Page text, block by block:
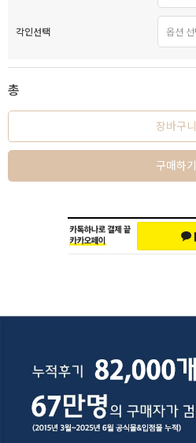
각인선택
총
장바구니
구매하기